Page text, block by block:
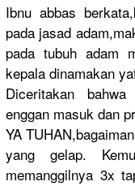
Ibnu abbas
pada jasad
pada tubuh adam
kepala dinamakan
Diceritakan bahwa
enggan masuk dan
YA TUHAN,baga
yang gelap.
memanggilnya 3x